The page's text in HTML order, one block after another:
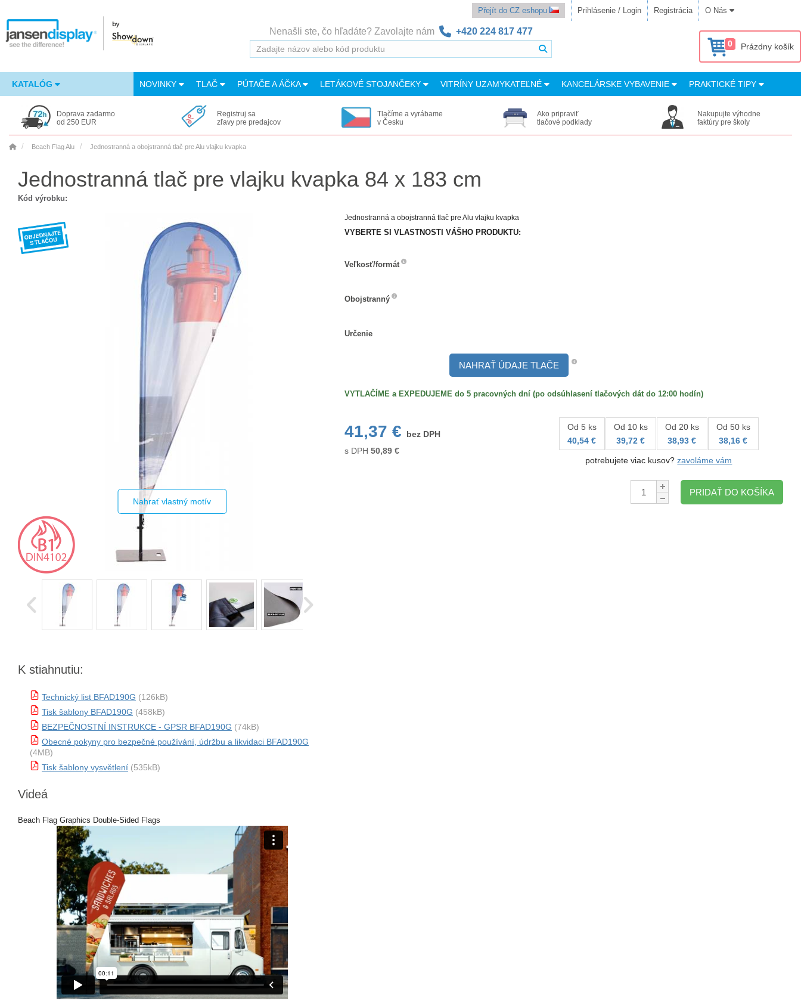
Přejít do CZ eshopu Prihlásenie / Login Registrácia O Nás
Nenašli ste, čo hľadáte? Zavolajte nám +420 224 817 477
0 Prázdny košík
KATALÓG NOVINKY TLAČ PÚTAČE A ÁČKA LETÁKOVÉ STOJANČEKY VITRÍNY UZAMYKATEĽNÉ KANCELÁRSKE VYBAVENIE PRAKTICKÉ TIPY
Doprava zadarmo
od 250 EUR
Registruj sa
zľavy pre predajcov
Tlačíme a vyrábame
v Česku
Ako pripraviť
tlačové podklady
Nakupujte výhodne
faktúry pre školy
Beach Flag Alu Jednostranná a obojstranná tlač pre Alu vlajku kvapka
Jednostranná tlač pre vlajku kvapka 84 x 183 cm
Kód výrobku:
Nahrať vlastný motív
K stiahnutiu:
Technický list BFAD190G (126kB)
Tisk šablony BFAD190G (458kB)
BEZPEČNOSTNÍ INSTRUKCE - GPSR BFAD190G (74kB)
Obecné pokyny pro bezpečné používání, údržbu a likvidaci BFAD190G
(4MB)
Tisk šablony vysvětlení (535kB)
Videá
Beach Flag Graphics Double-Sided Flags
Jednostranná a obojstranná tlač pre Alu vlajku kvapka
VYBERTE SI VLASTNOSTI VÁŠHO PRODUKTU:
Veľkosť/formát
Obojstranný
Určenie
NAHRAŤ ÚDAJE TLAČE
VYTLAČÍME a EXPEDUJEME do 5 pracovných dní (po odsúhlasení tlačových dát do 12:00 hodín)
41,37 €
bez DPH
s DPH 50,89€
Od 5 ks
40,54 €
Od 10 ks
39,72 €
Od 20 ks
38,93 €
Od 50 ks
38,16 €
potrebujete viac kusov?zavoláme vám
Množstvo:
PRIDAŤ DO KOŠÍKA